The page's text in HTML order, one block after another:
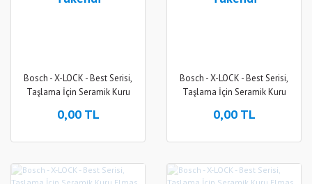
Bosch - X-LOCK - Best Serisi,
Taşlama İçin Seramik Kuru
0,00 TL
Bosch - X-LOCK - Best Serisi,
Taşlama İçin Seramik Kuru
0,00 TL